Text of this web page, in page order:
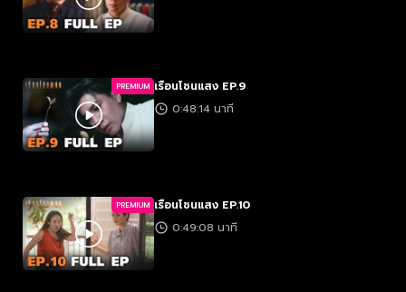
PREMIUM เรือนโชนแสง EP.9
0:48:14 นาที
PREMIUM เรือนโชนแสง EP.10
0:49:08 นาที